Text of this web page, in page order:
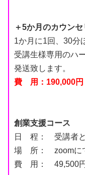
＋5か月のカウン
1か月に1回、30分
受講生様専用のハ
発送致します。
費 用：190,000円
創業支援コース
日 程： 受講者と
場 所： zoomに
費 用： 49,500円